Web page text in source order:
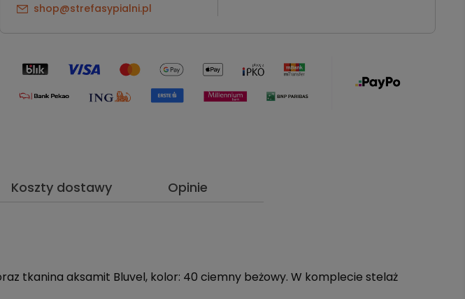
shop@strefasypialni.pl
Koszty dostawy Opinie
tkanina aksamit Bluvel, kolor: 40 ciemny beżowy. W komplecie stelaż